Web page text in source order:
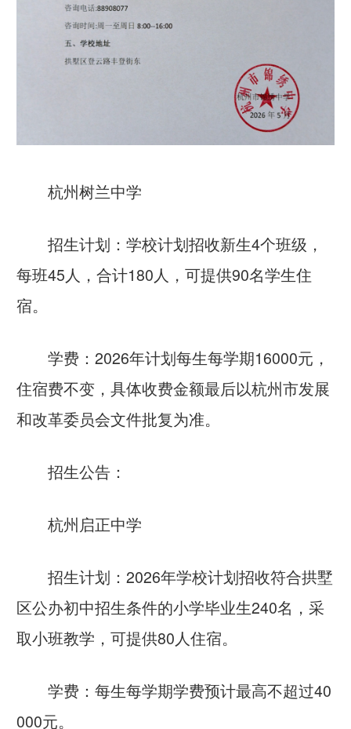
杭州树兰中学
招生计划：学校计划招收新生4个班级，
每班45人，合计180人，可提供90名学生住
宿。
学费：2026年计划每生每学期16000元，
住宿费不变，具体收费金额最后以杭州市发展
和改革委员会文件批复为准。
招生公告：
杭州启正中学
招生计划：2026年学校计划招收符合拱墅
区公办初中招生条件的小学毕业生240名，采
取小班教学，可提供80人住宿。
学费：每生每学期学费预计最高不超过40
000元。